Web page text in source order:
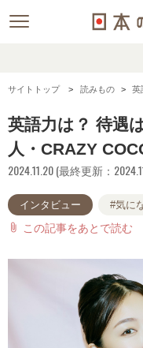
サイトトップ 読みもの 英
英語力は？ 待遇
人・CRAZY
2024.11.20 (最終更新：
インタビュー #気に
attach_file この記事をあとで読む